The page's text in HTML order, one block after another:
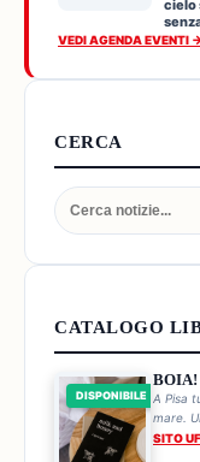
cielo
VEDI AGENDA EVENTI
CERCA
CATALOGO
DISPONIBILE
BOIA!
A Pisa
mare.
cade
SITO